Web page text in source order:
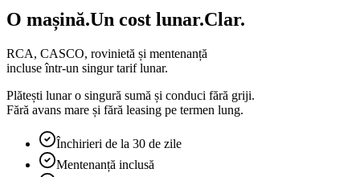
O mașină.Un cost lunar.Clar.
RCA, CASCO, rovinietă și mentenanță
incluse într-un singur tarif lunar.
Plătești lunar o singură sumă și conduci fără griji.
Fără avans mare și fără leasing pe termen lung.
Închirieri de la 30 de zile
Mentenanță inclusă